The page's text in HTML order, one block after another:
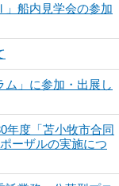
」船内見学会の参加
」に参加・出展し
年度「苫小牧市合同
ーザルの実施につ